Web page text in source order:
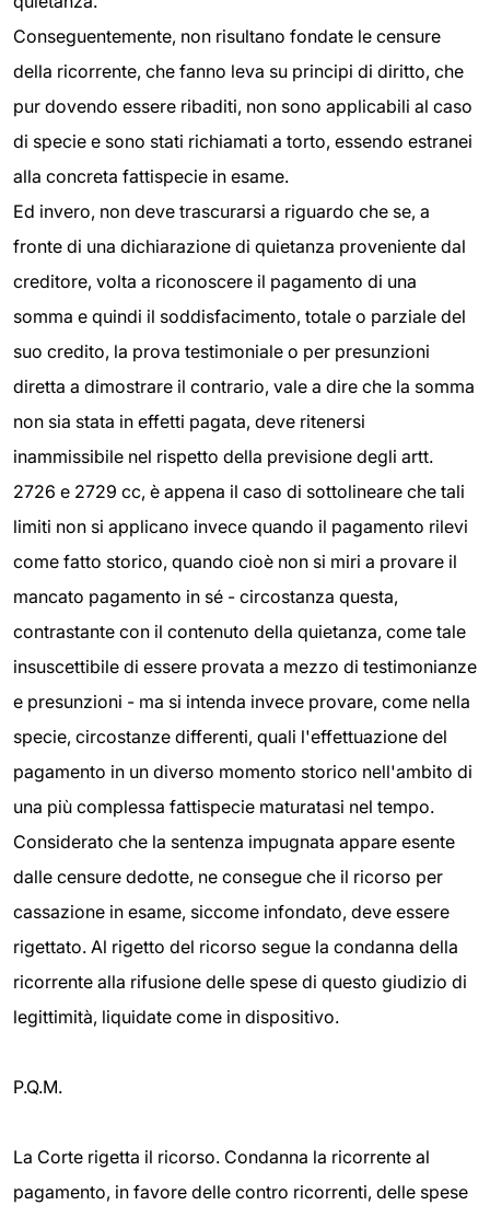
Conseguentemente, non risultano fondate le censure
della ricorrente, che fanno leva su principi di diritto, che
pur dovendo essere ribaditi, non sono applicabili al caso
di specie e sono stati richiamati a torto, essendo estranei
alla concreta fattispecie in esame.
Ed invero, non deve trascurarsi a riguardo che se, a
fronte di una dichiarazione di quietanza proveniente dal
creditore, volta a riconoscere il pagamento di una
somma e quindi il soddisfacimento, totale o parziale del
suo credito, la prova testimoniale o per presunzioni
diretta a dimostrare il contrario, vale a dire che la somma
non sia stata in effetti pagata, deve ritenersi
inammissibile nel rispetto della previsione degli artt.
2726 e 2729 cc, è appena il caso di sottolineare che tali
limiti non si applicano invece quando il pagamento rilevi
come fatto storico, quando cioè non si miri a provare il
mancato pagamento in sé - circostanza questa,
contrastante con il contenuto della quietanza, come tale
insuscettibile di essere provata a mezzo di testimonianze
e presunzioni - ma si intenda invece provare, come nella
specie, circostanze differenti, quali l'effettuazione del
pagamento in un diverso momento storico nell'ambito di
una più complessa fattispecie maturatasi nel tempo.
Considerato che la sentenza impugnata appare esente
dalle censure dedotte, ne consegue che il ricorso per
cassazione in esame, siccome infondato, deve essere
rigettato. Al rigetto del ricorso segue la condanna della
ricorrente alla rifusione delle spese di questo giudizio di
legittimità, liquidate come in dispositivo.
P.Q.M.
La Corte rigetta il ricorso. Condanna la ricorrente al
pagamento, in favore delle contro ricorrenti, delle spese